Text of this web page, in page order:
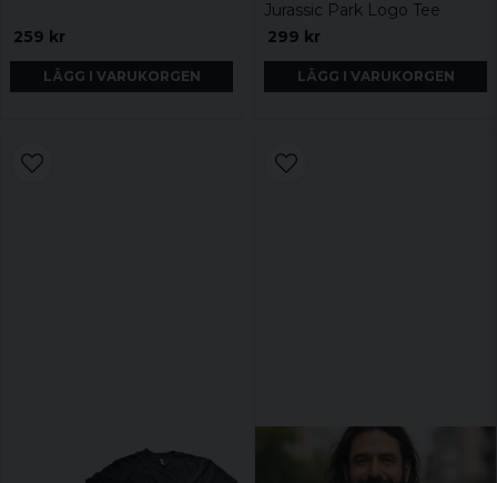
259 kr
LÄGG I VARUKORGEN
Jurassic Park Logo Tee
299 kr
LÄGG I VARUKORGEN